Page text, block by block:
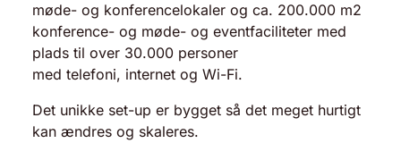
møde- og konferencelokaler og ca. 200.000 m2
konference- og møde- og eventfaciliteter med
plads til over 30.000 personer
med telefoni, internet og Wi-Fi.
Det unikke set-up er bygget så det meget hurtigt
kan ændres og skaleres.